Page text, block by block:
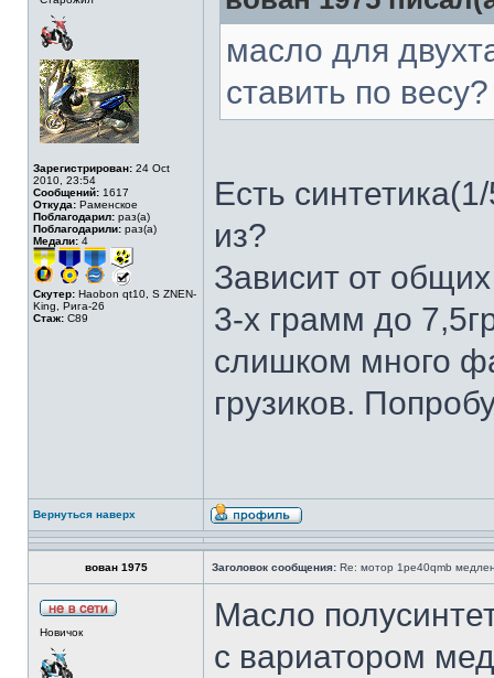
Зарегистрирован: 24 Oct
2010, 23:54
Сообщений: 1617
Откуда: Раменское
Поблагодарил: раз(а)
Поблагодарили: раз(а)
Медали: 4
Скутер: Haobon qt10, S ZNEN-
King, Рига-26
Стаж: C89
масло для
ставить по весу?
Есть
из?
Зависит от
3-х грамм до
слишком много
грузиков.
Вернуться наверх
вован 1975 Заголовок сообщения: Re: мотор 1pe40qmb
Новичок
Масло
с вариатором